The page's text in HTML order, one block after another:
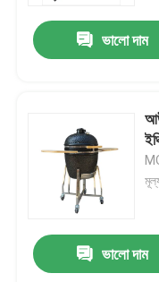
ভালো দাম
ভালো দাম